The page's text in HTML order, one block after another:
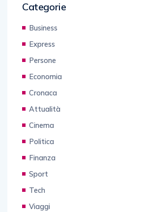
Categorie
Business
Express
Persone
Economia
Cronaca
Attualità
Cinema
Politica
Finanza
Sport
Tech
Viaggi